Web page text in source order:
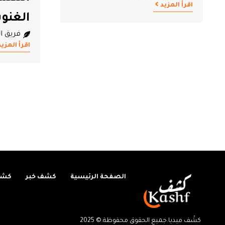
فريق
الصفحة الرئيسية كشف خبر
كشْف ميديا.جميع الحقوق محفوظة.© 2025